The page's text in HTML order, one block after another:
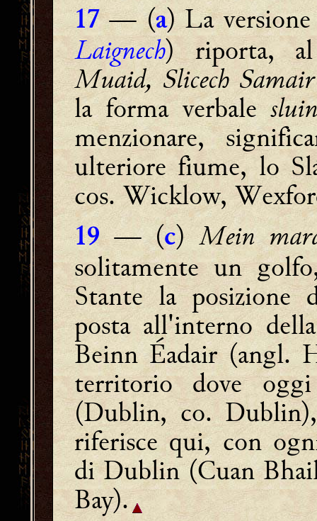
17— (a) La
Laignech) riporta,
Muaid, Slicech
la forma verbale
menzionare,
ulteriore fiume, lo
cos. Wicklow,
19— (c)Mein
solitamente un
Stante la posizione
posta all'interno
Beinn Éadair (angl.
territorio dove
(Dublin, co.
riferisce qui, con
di Dublin (Cuan
Bay).